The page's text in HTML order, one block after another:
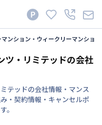
ンション・ウィークリーマンション
ツ・リミテッドの会社
テッドの会社情報・マンス
・契約情報・キャンセルポ
。